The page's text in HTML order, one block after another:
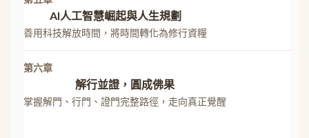
AI人工智慧崛起與人生規劃
善用科技解放時間，將時間轉化為修行資糧
第六章
解行並證，圓成佛果
掌握解門、行門、證門完整路徑，走向真正覺醒